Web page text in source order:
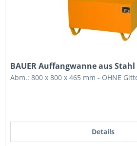
BAUER Auffangwanne aus Stahl
Abm.: 800 x 800 x 465 mm - OHNE
Details